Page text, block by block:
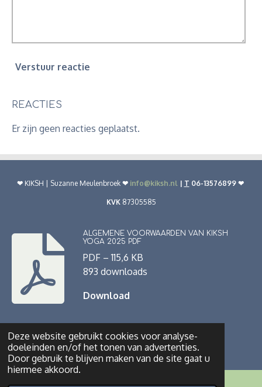
Deze website gebruikt cookies voor analyse-
doeleinden en/of het tonen van advertenties.
Door gebruik te blijven maken van de site gaat u
hiermee akkoord.
Verstuur reactie
REACTIES
Er zijn geen reacties geplaatst.
❤︎ KIKSH | Suzanne Meulenbroek ❤︎ info@kiksh.nl| T 06-13576899 ❤︎
KVK 87305585
ALGEMENE VOORWAARDEN VAN KIKSH
YOGA 2025 PDF
PDF – 115,6 KB
893 downloads
Download
© 2022 - 2026 www.kiksh.nl
Powered byJouwWeb